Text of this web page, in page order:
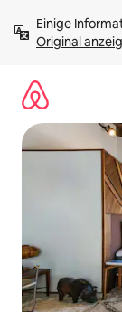
Inhalten
springenOriginal